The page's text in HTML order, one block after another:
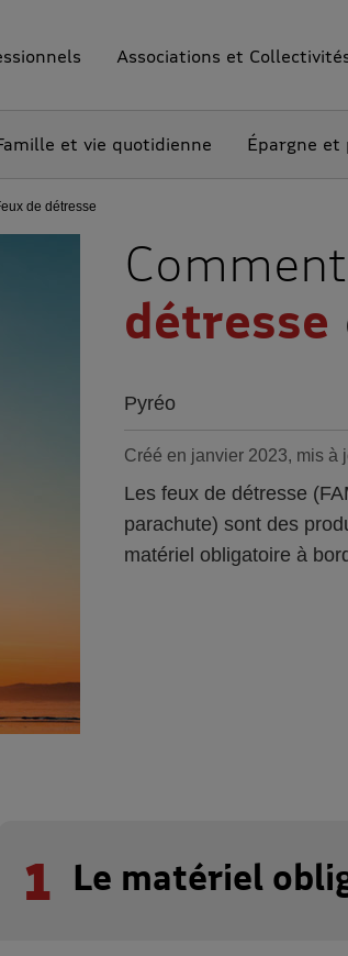
Associations et
et vie quotidienne Épargne et
de détresse
détresse
Pyréo
Créé en janvier 2023, mis à
Les feux de détresse
parachute) sont des
matériel obligatoire à
1 Le matériel